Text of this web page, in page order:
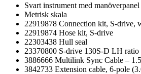
Svart instrument med
Metrisk skala
22919878 Connection kit, S-drive,
22919874 Hose kit, S-drive
22303438 Hull seal
23370800 S-drive 130S-D LH ratio
3886666 Multilink Sync Cable –
3842733 Extension cable, 6-pole